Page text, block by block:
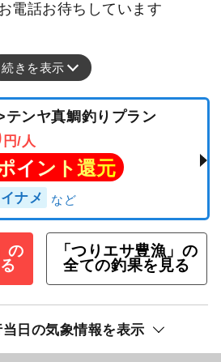
電話お待ちしています
続きを表示
テンヤ真鯛釣りプラン
円/人
イント還元
ナメ
の
「つりエサ豊漁」の
全ての釣果を見る
日の気象情報を表示